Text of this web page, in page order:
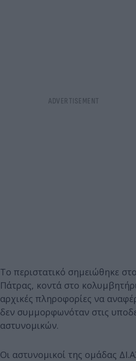
Το περιστατικό σημειώθηκε
Πάτρας, κοντά στο
αρχικές πληροφορίες να
δεν συμμορφωνόταν στις
αστυνομικών.
Οι αστυνομικοί της ομάδας